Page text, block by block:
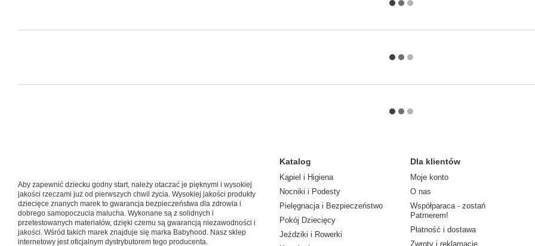
Aby zapewnić dziecku godny start, należy otaczać je pięknymi i wysokiej
jakości rzeczami już od pierwszych chwil życia. Wysokiej jakości produkty
dziecięce znanych marek to gwarancja bezpieczeństwa dla zdrowia i
dobrego samopoczucia malucha. Wykonane są z solidnych i
przetestowanych materiałów, dzięki czemu są gwarancją niezawodności i
jakości. Wśród takich marek znajduje się marka Babyhood. Nasz sklep
internetowy jest oficjalnym dystrybutorem tego producenta.
Katalog
Kąpiel i Higiena
Nocniki i Podesty
Pielęgnacja i Bezpieczeństwo
Pokój Dziecięcy
Jeździki i Rowerki
Dla klientów
Moje konto
O nas
Współparaca - zostań
Patrnerem!
Płatność i dostawa
Zwroty i reklamacje